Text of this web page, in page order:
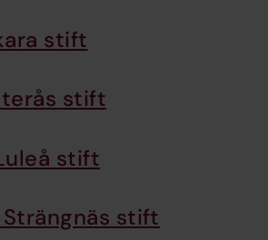
stift
stift
stift
stift